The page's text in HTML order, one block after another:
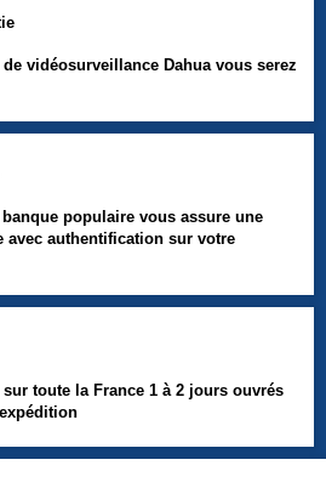
vidéosurveillance Dahua vous serez
populaire vous assure une
avec authentification sur votre
toute la France 1 à 2 jours ouvrés